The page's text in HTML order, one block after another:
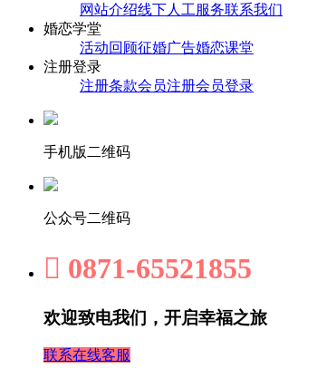
网站介绍线下人工服务联系我们
婚恋学堂
活动回顾征婚广告婚恋课堂
注册登录
注册条款会员注册会员登录
手机版二维码
公众号二维码
 0871-65521855
欢迎致电我们，开启幸福之旅
联系在线客服